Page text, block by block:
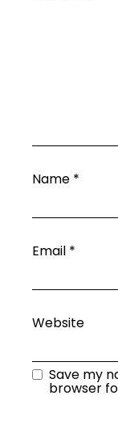
Name *
Email *
Website
Save my
browser